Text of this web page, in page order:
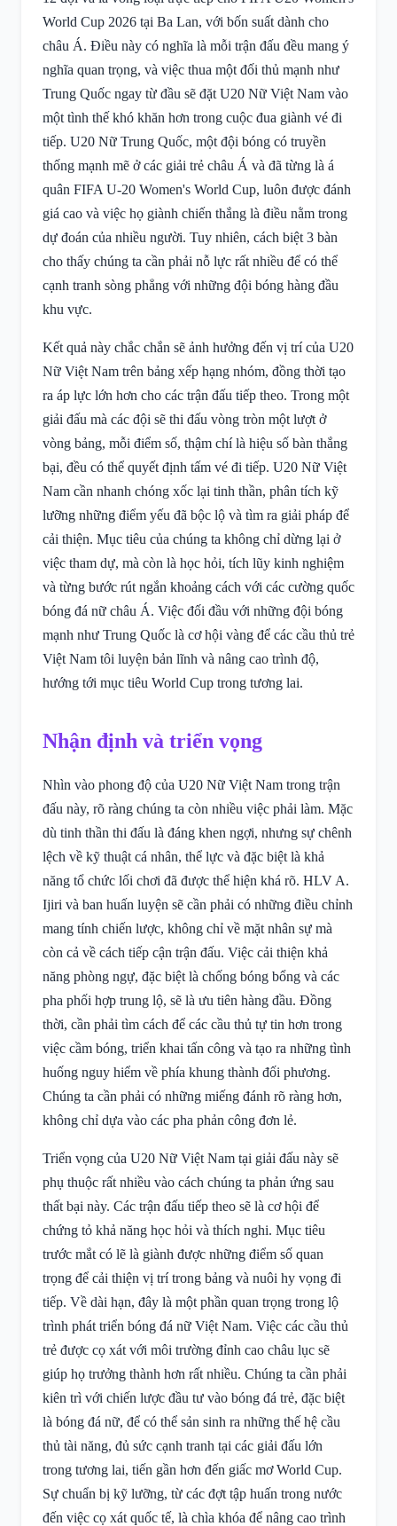
World Cup 2026 tại Ba Lan, với bốn suất dành cho
châu Á. Điều này có nghĩa là mỗi trận đấu đều mang ý
nghĩa quan trọng, và việc thua một đối thủ mạnh như
Trung Quốc ngay từ đầu sẽ đặt U20 Nữ Việt Nam vào
một tình thế khó khăn hơn trong cuộc đua giành vé đi
tiếp. U20 Nữ Trung Quốc, một đội bóng có truyền
thống mạnh mẽ ở các giải trẻ châu Á và đã từng là á
quân FIFA U-20 Women's World Cup, luôn được đánh
giá cao và việc họ giành chiến thắng là điều nằm trong
dự đoán của nhiều người. Tuy nhiên, cách biệt 3 bàn
cho thấy chúng ta cần phải nỗ lực rất nhiều để có thể
cạnh tranh sòng phẳng với những đội bóng hàng đầu
khu vực.
Kết quả này chắc chắn sẽ ảnh hưởng đến vị trí của U20
Nữ Việt Nam trên bảng xếp hạng nhóm, đồng thời tạo
ra áp lực lớn hơn cho các trận đấu tiếp theo. Trong một
giải đấu mà các đội sẽ thi đấu vòng tròn một lượt ở
vòng bảng, mỗi điểm số, thậm chí là hiệu số bàn thắng
bại, đều có thể quyết định tấm vé đi tiếp. U20 Nữ Việt
Nam cần nhanh chóng xốc lại tinh thần, phân tích kỹ
lưỡng những điểm yếu đã bộc lộ và tìm ra giải pháp để
cải thiện. Mục tiêu của chúng ta không chỉ dừng lại ở
việc tham dự, mà còn là học hỏi, tích lũy kinh nghiệm
và từng bước rút ngắn khoảng cách với các cường quốc
bóng đá nữ châu Á. Việc đối đầu với những đội bóng
mạnh như Trung Quốc là cơ hội vàng để các cầu thủ trẻ
Việt Nam tôi luyện bản lĩnh và nâng cao trình độ,
hướng tới mục tiêu World Cup trong tương lai.
Nhận định và triển vọng
Nhìn vào phong độ của U20 Nữ Việt Nam trong trận
đấu này, rõ ràng chúng ta còn nhiều việc phải làm. Mặc
dù tinh thần thi đấu là đáng khen ngợi, nhưng sự chênh
lệch về kỹ thuật cá nhân, thể lực và đặc biệt là khả
năng tổ chức lối chơi đã được thể hiện khá rõ. HLV A.
Ijiri và ban huấn luyện sẽ cần phải có những điều chỉnh
mang tính chiến lược, không chỉ về mặt nhân sự mà
còn cả về cách tiếp cận trận đấu. Việc cải thiện khả
năng phòng ngự, đặc biệt là chống bóng bổng và các
pha phối hợp trung lộ, sẽ là ưu tiên hàng đầu. Đồng
thời, cần phải tìm cách để các cầu thủ tự tin hơn trong
việc cầm bóng, triển khai tấn công và tạo ra những tình
huống nguy hiểm về phía khung thành đối phương.
Chúng ta cần phải có những miếng đánh rõ ràng hơn,
không chỉ dựa vào các pha phản công đơn lẻ.
Triển vọng của U20 Nữ Việt Nam tại giải đấu này sẽ
phụ thuộc rất nhiều vào cách chúng ta phản ứng sau
thất bại này. Các trận đấu tiếp theo sẽ là cơ hội để
chứng tỏ khả năng học hỏi và thích nghi. Mục tiêu
trước mắt có lẽ là giành được những điểm số quan
trọng để cải thiện vị trí trong bảng và nuôi hy vọng đi
tiếp. Về dài hạn, đây là một phần quan trọng trong lộ
trình phát triển bóng đá nữ Việt Nam. Việc các cầu thủ
trẻ được cọ xát với môi trường đỉnh cao châu lục sẽ
giúp họ trưởng thành hơn rất nhiều. Chúng ta cần phải
kiên trì với chiến lược đầu tư vào bóng đá trẻ, đặc biệt
là bóng đá nữ, để có thể sản sinh ra những thế hệ cầu
thủ tài năng, đủ sức cạnh tranh tại các giải đấu lớn
trong tương lai, tiến gần hơn đến giấc mơ World Cup.
Sự chuẩn bị kỹ lưỡng, từ các đợt tập huấn trong nước
đến việc cọ xát quốc tế, là chìa khóa để nâng cao trình